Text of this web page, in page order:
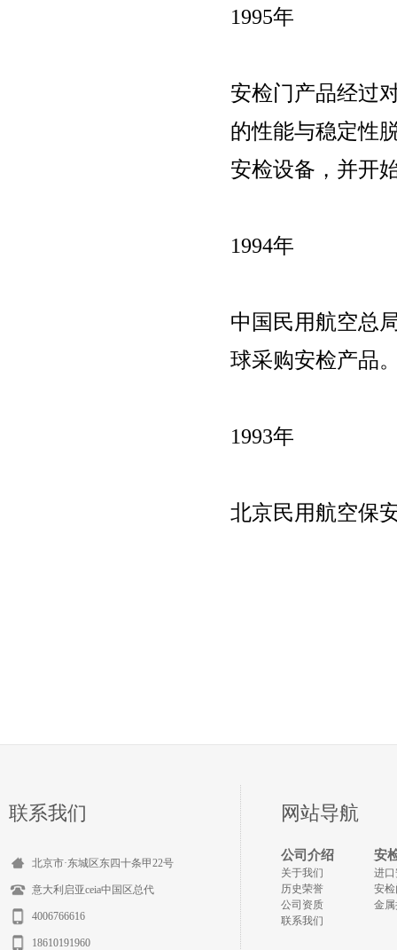
1995年
安检门产品经过
的性能与稳定性
安检设备，并开
1994年
中国民用航空总
球采购安检产品
1993年
北京民用航空保
联系我们
北京市·东城区东四十条甲22号
意大利启亚ceia中国区总代
4006766616
18610191960
网站导航
公司介绍
关于我们
历史荣誉
公司资质
联系我们
安
进
安
金